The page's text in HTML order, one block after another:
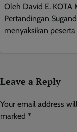
Oleh David E. KOTA
Pertandingan
menyaksikan
Leave a Reply
Your email address
marked *